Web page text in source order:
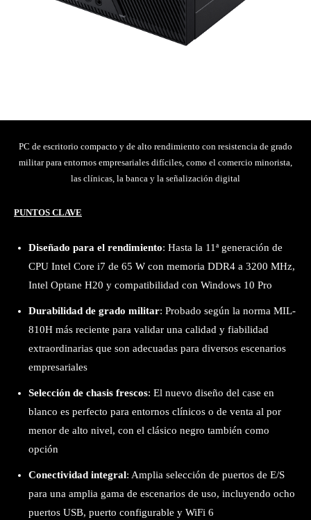
PC de escritorio compacto y de alto rendimiento con resistencia de grado
militar para entornos empresariales difíciles, como el comercio minorista,
las clínicas, la banca y la señalización digital
PUNTOS CLAVE
Diseñado para el rendimiento: Hasta la 11ª generación de
CPU Intel Core i7 de 65 W con memoria DDR4 a 3200 MHz,
Intel Optane H20 y compatibilidad con Windows 10 Pro
Durabilidad de grado militar: Probado según la norma MIL-
810H más reciente para validar una calidad y fiabilidad
extraordinarias que son adecuadas para diversos escenarios
empresariales
Selección de chasis frescos: El nuevo diseño del case en
blanco es perfecto para entornos clínicos o de venta al por
menor de alto nivel, con el clásico negro también como
opción
Conectividad integral: Amplia selección de puertos de E/S
para una amplia gama de escenarios de uso, incluyendo ocho
puertos USB, puerto configurable y WiFi 6